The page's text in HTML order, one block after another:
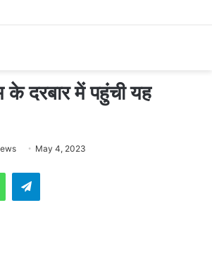
के दरबार में पहुंची यह
May 4, 2023
WhatsAppTelegram